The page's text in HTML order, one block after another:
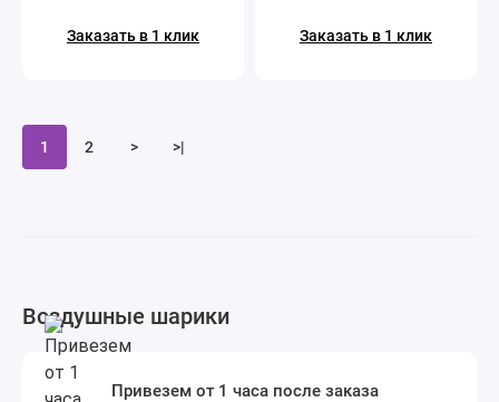
Заказать в 1 клик Заказать в 1 клик
1 2 > >|
Воздушные шарики
Привезем от 1 часа после заказа